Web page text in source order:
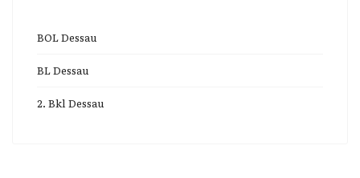
BOL Dessau
BL Dessau
2. Bkl Dessau